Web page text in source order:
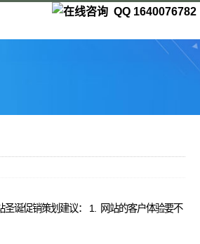
QQ 1640076782
诞促销策划建议： 1. 网站的客户体验要不